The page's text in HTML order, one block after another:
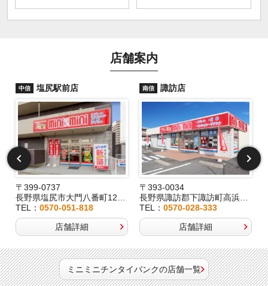
店舗案内
中信 塩尻駅前店
〒399-0737
長野県塩尻市大門八番町12-29
TEL： 0570-051-818
店舗詳細
南信 諏訪店
〒393-0034
長野県諏訪郡下諏訪町高浜6191-3
TEL：0570-028-333
店舗詳細
ミニミニチンタイバンクの店舗一覧